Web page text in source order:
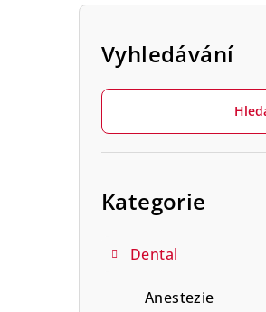
P
Vyhledávání
Kategorie
Dental
Anestezie